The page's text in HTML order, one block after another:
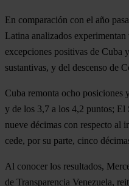
En comparación con el año
Latina analizados
excepciones positivas de Cuba
sustantivas, y del descenso de
Cuba remonta ocho posiciones
y de los 3,7 a los 4,2 puntos;
nueve décimas con respecto al
cede, por su parte, cinco
Al conocer los resultados,
de Transparencia Venezuela,